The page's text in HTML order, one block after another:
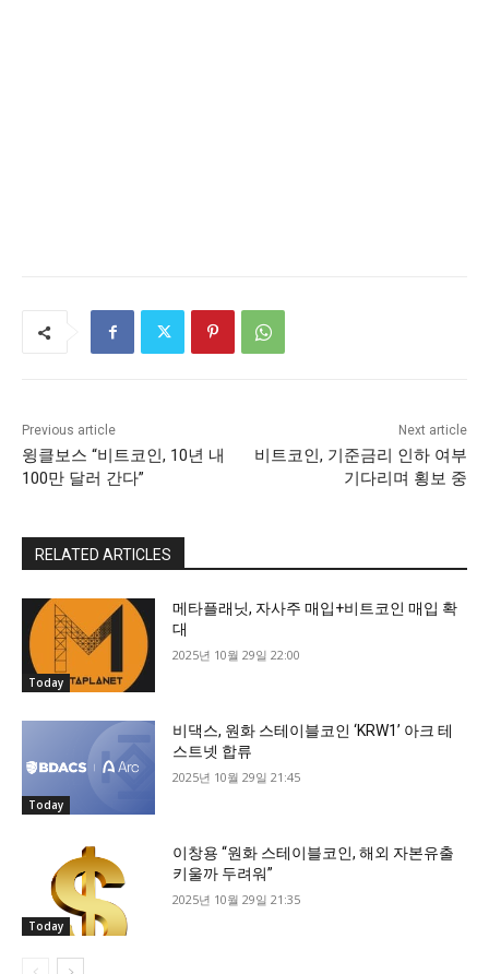
Previous article
윙클보스 “비트코인, 10년 내
100만 달러 간다”
Next article
비트코인, 기준금리 인하 여부
기다리며 횡보 중
RELATED ARTICLES
Today
메타플래닛, 자사주 매입+비트코인 매입 확
대
2025년 10월 29일 22:00
Today
비댁스, 원화 스테이블코인 ‘KRW1’ 아크 테
스트넷 합류
2025년 10월 29일 21:45
Today
이창용 “원화 스테이블코인, 해외 자본유출
키울까 두려워”
2025년 10월 29일 21:35